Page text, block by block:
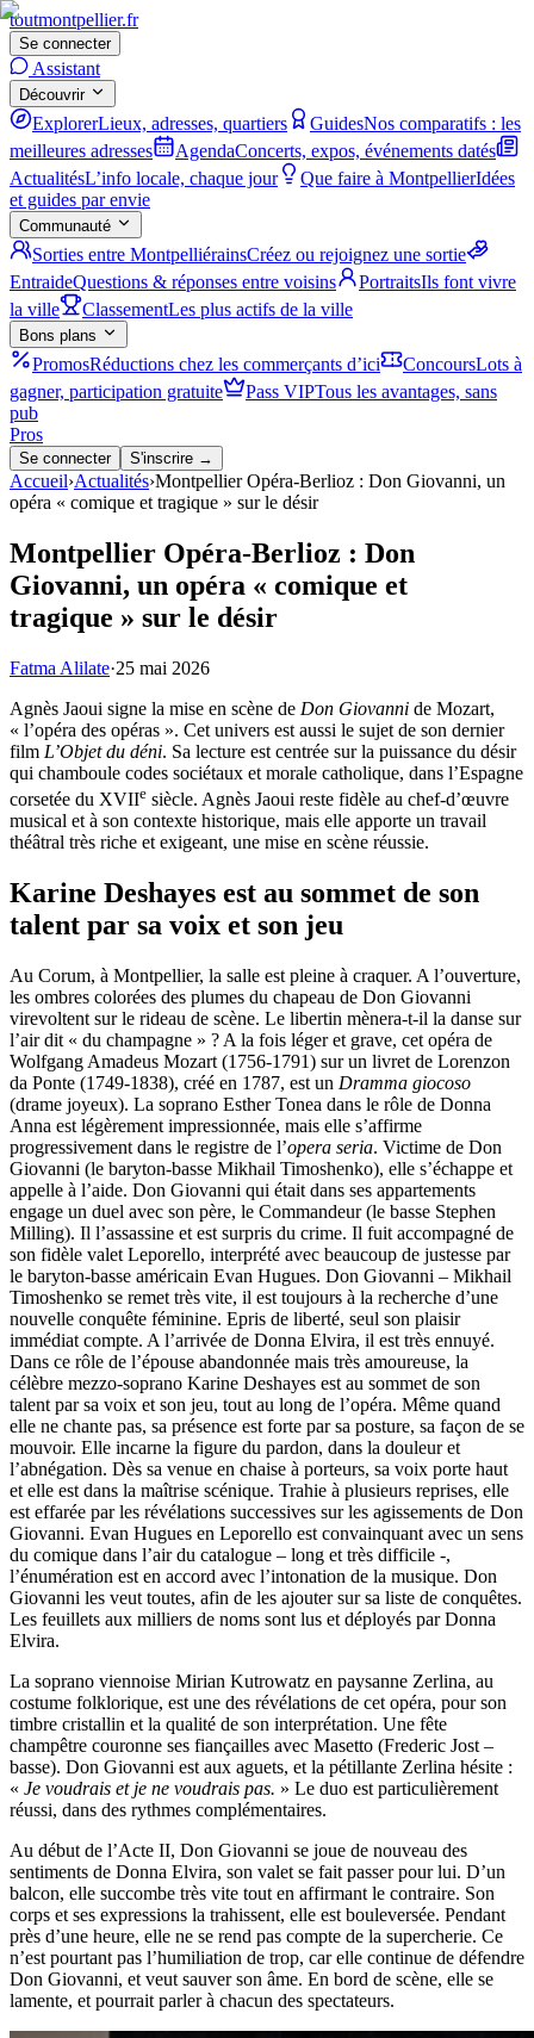
toutmontpellier.fr
Se connecter
Assistant
Découvrir
ExplorerLieux, adresses, quartiers GuidesNos comparatifs : les
meilleures adresses
AgendaConcerts, expos, événements datés
ActualitésL’info locale, chaque jour Que faire à MontpellierIdées
et guides par envie
Communauté
Sorties entre MontpelliérainsCréez ou rejoignez une sortie
EntraideQuestions & réponses entre voisins PortraitsIls font vivre
la ville
ClassementLes plus actifs de la ville
Bons plans
PromosRéductions chez les commerçants d’ici ConcoursLots à
gagner, participation gratuite
Pass VIPTous les avantages, sans
pub
Pros
Se connecter S'inscrire →
Accueil›Actualités›Montpellier Opéra-Berlioz : Don Giovanni, un
opéra « comique et tragique » sur le désir
Montpellier Opéra-Berlioz : Don
Giovanni, un opéra « comique et
tragique » sur le désir
Fatma Alilate·25 mai 2026
Agnès Jaoui signe la mise en scène de Don Giovanni de Mozart,
« l’opéra des opéras ». Cet univers est aussi le sujet de son dernier
film L’Objet du déni. Sa lecture est centrée sur la puissance du désir
qui chamboule codes sociétaux et morale catholique, dans l’Espagne
corsetée du XVIIe siècle. Agnès Jaoui reste fidèle au chef-d’œuvre
musical et à son contexte historique, mais elle apporte un travail
théâtral très riche et exigeant, une mise en scène réussie.
Karine Deshayes est au sommet de son
talent par sa voix et son jeu
Au Corum, à Montpellier, la salle est pleine à craquer. A l’ouverture,
les ombres colorées des plumes du chapeau de Don Giovanni
virevoltent sur le rideau de scène. Le libertin mènera-t-il la danse sur
l’air dit « du champagne » ? A la fois léger et grave, cet opéra de
Wolfgang Amadeus Mozart (1756-1791) sur un livret de Lorenzon
da Ponte (1749-1838), créé en 1787, est un Dramma giocoso
(drame joyeux). La soprano Esther Tonea dans le rôle de Donna
Anna est légèrement impressionnée, mais elle s’affirme
progressivement dans le registre de l’opera seria. Victime de Don
Giovanni (le baryton-basse Mikhail Timoshenko), elle s’échappe et
appelle à l’aide. Don Giovanni qui était dans ses appartements
engage un duel avec son père, le Commandeur (le basse Stephen
Milling). Il l’assassine et est surpris du crime. Il fuit accompagné de
son fidèle valet Leporello, interprété avec beaucoup de justesse par
le baryton-basse américain Evan Hugues. Don Giovanni – Mikhail
Timoshenko se remet très vite, il est toujours à la recherche d’une
nouvelle conquête féminine. Epris de liberté, seul son plaisir
immédiat compte. A l’arrivée de Donna Elvira, il est très ennuyé.
Dans ce rôle de l’épouse abandonnée mais très amoureuse, la
célèbre mezzo-soprano Karine Deshayes est au sommet de son
talent par sa voix et son jeu, tout au long de l’opéra. Même quand
elle ne chante pas, sa présence est forte par sa posture, sa façon de se
mouvoir. Elle incarne la figure du pardon, dans la douleur et
l’abnégation. Dès sa venue en chaise à porteurs, sa voix porte haut
et elle est dans la maîtrise scénique. Trahie à plusieurs reprises, elle
est effarée par les révélations successives sur les agissements de Don
Giovanni. Evan Hugues en Leporello est convainquant avec un sens
du comique dans l’air du catalogue – long et très difficile -,
l’énumération est en accord avec l’intonation de la musique. Don
Giovanni les veut toutes, afin de les ajouter sur sa liste de conquêtes.
Les feuillets aux milliers de noms sont lus et déployés par Donna
Elvira.
La soprano viennoise Mirian Kutrowatz en paysanne Zerlina, au
costume folklorique, est une des révélations de cet opéra, pour son
timbre cristallin et la qualité de son interprétation. Une fête
champêtre couronne ses fiançailles avec Masetto (Frederic Jost –
basse). Don Giovanni est aux aguets, et la pétillante Zerlina hésite :
« Je voudrais et je ne voudrais pas. » Le duo est particulièrement
réussi, dans des rythmes complémentaires.
Au début de l’Acte II, Don Giovanni se joue de nouveau des
sentiments de Donna Elvira, son valet se fait passer pour lui. D’un
balcon, elle succombe très vite tout en affirmant le contraire. Son
corps et ses expressions la trahissent, elle est bouleversée. Pendant
près d’une heure, elle ne se rend pas compte de la supercherie. Ce
n’est pourtant pas l’humiliation de trop, car elle continue de défendre
Don Giovanni, et veut sauver son âme. En bord de scène, elle se
lamente, et pourrait parler à chacun des spectateurs.